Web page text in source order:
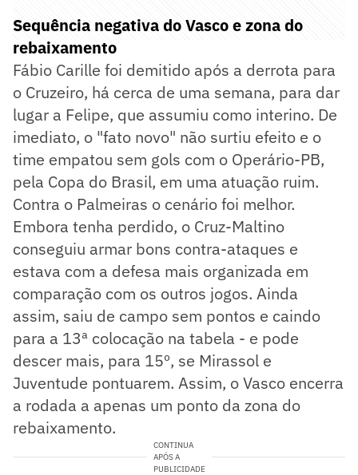
Sequência negativa do Vasco e zona do
rebaixamento
Fábio Carille foi demitido após a derrota para
o Cruzeiro, há cerca de uma semana, para dar
lugar a Felipe, que assumiu como interino. De
imediato, o "fato novo" não surtiu efeito e o
time empatou sem gols com o Operário-PB,
pela Copa do Brasil, em uma atuação ruim.
Contra o Palmeiras o cenário foi melhor.
Embora tenha perdido, o Cruz-Maltino
conseguiu armar bons contra-ataques e
estava com a defesa mais organizada em
comparação com os outros jogos. Ainda
assim, saiu de campo sem pontos e caindo
para a 13ª colocação na tabela - e pode
descer mais, para 15º, se Mirassol e
Juventude pontuarem. Assim, o Vasco encerra
a rodada a apenas um ponto da zona do
rebaixamento.
CONTINUA
APÓS A
PUBLICIDADE